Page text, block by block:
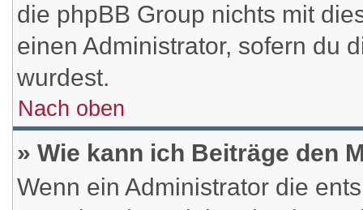
die phpBB Group nichts mit
einen Administrator, sofern du
wurdest.
Nach oben
» Wie kann ich Beiträge den
Wenn ein Administrator die